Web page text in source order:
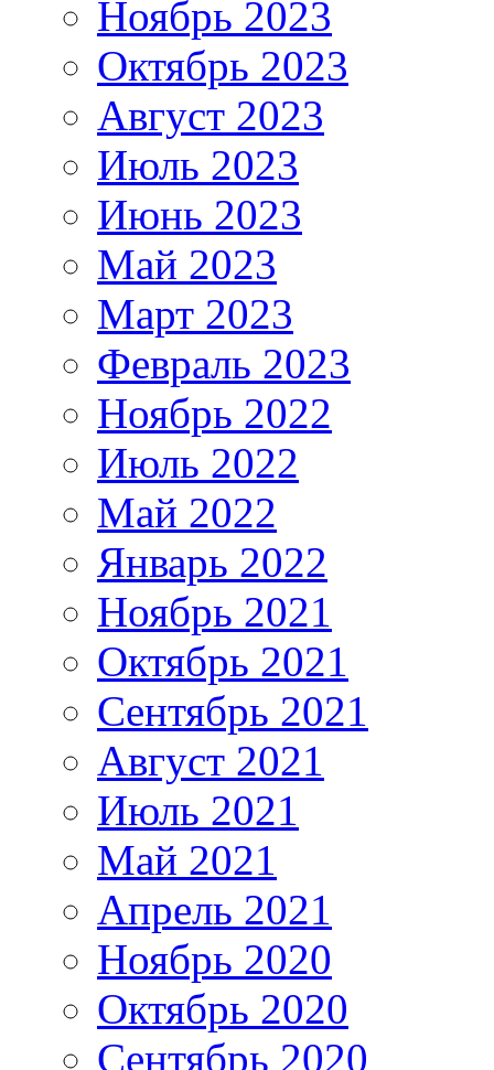
Ноябрь 2023
Октябрь 2023
Август 2023
Июль 2023
Июнь 2023
Май 2023
Март 2023
Февраль 2023
Ноябрь 2022
Июль 2022
Май 2022
Январь 2022
Ноябрь 2021
Октябрь 2021
Сентябрь 2021
Август 2021
Июль 2021
Май 2021
Апрель 2021
Ноябрь 2020
Октябрь 2020
Сентябрь 2020